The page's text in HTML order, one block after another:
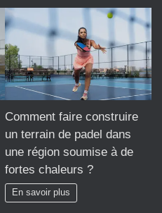
Comment faire construire
un terrain de padel dans
une région soumise à de
fortes chaleurs ?
En savoir plus